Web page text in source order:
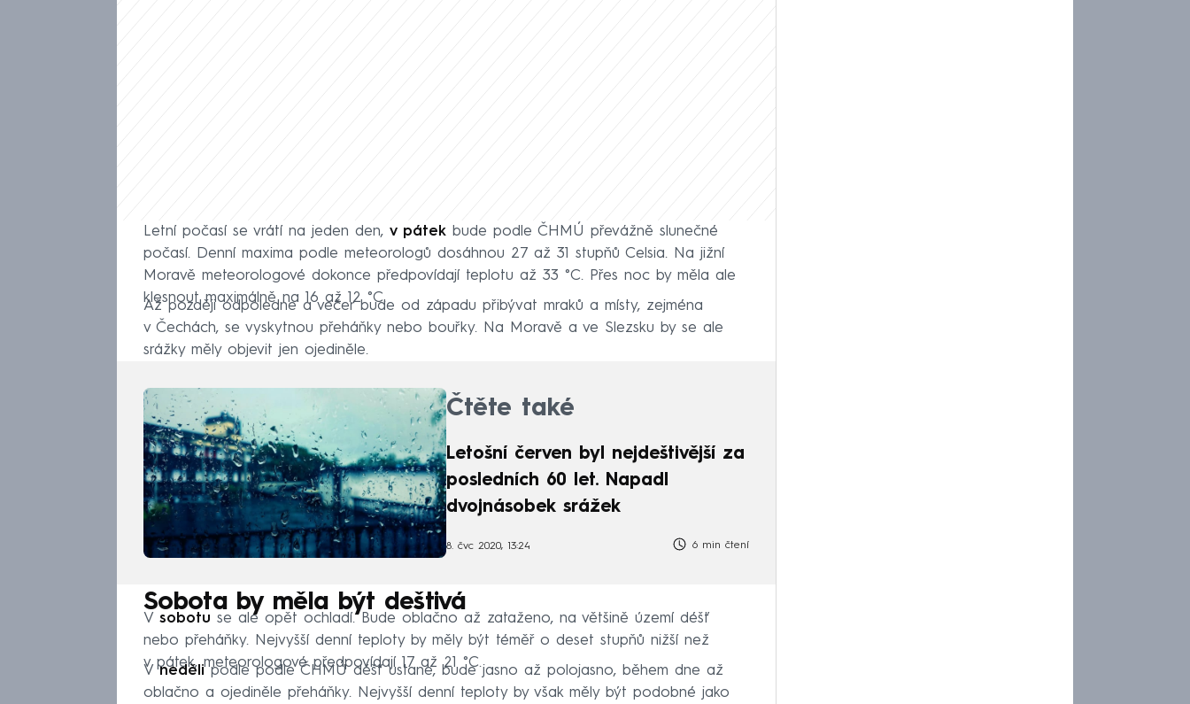
Letní počasí se vrátí na jeden den, v pátek bude podle ČHMÚ převážně slunečné
počasí. Denní maxima podle meteorologů dosáhnou 27 až 31 stupňů Celsia. Na jižní
Moravě meteorologové dokonce předpovídají teplotu až 33 °C. Přes noc by měla ale
klesnout maximálně na 16 až 12 °C.
Až později odpoledne a večer bude od západu přibývat mraků a místy, zejména
v Čechách, se vyskytnou přeháňky nebo bouřky. Na Moravě a ve Slezsku by se ale
srážky měly objevit jen ojediněle.
Čtěte také
Letošní červen byl nejdeštivější za
posledních 60 let. Napadl
dvojnásobek srážek
8. čvc 2020, 13:24 6 min čtení
Sobota by měla být deštivá
V sobotu se ale opět ochladí. Bude oblačno až zataženo, na většině území déšť
nebo přeháňky. Nejvyšší denní teploty by měly být téměř o deset stupňů nižší než
v pátek, meteorologové předpovídají 17 až 21 °C.
Vnedělipodle podle ČHMÚ déšť ustane, bude jasno až polojasno, během dne až
oblačno a ojediněle přeháňky. Nejvyšší denní teploty by však měly být podobné jako